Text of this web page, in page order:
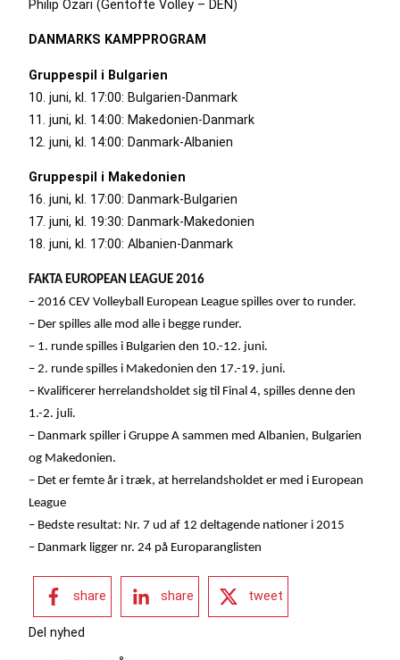
Philip Özari (Gentofte Volley – DEN)
DANMARKS KAMPPROGRAM
Gruppespil i Bulgarien
10. juni, kl. 17:00: Bulgarien-Danmark
11. juni, kl. 14:00: Makedonien-Danmark
12. juni, kl. 14:00: Danmark-Albanien
Gruppespil i Makedonien
16. juni, kl. 17:00: Danmark-Bulgarien
17. juni, kl. 19:30: Danmark-Makedonien
18. juni, kl. 17:00: Albanien-Danmark
FAKTA EUROPEAN LEAGUE 2016
– 2016 CEV Volleyball European League spilles over to runder.
– Der spilles alle mod alle i begge runder.
– 1. runde spilles i Bulgarien den 10.-12. juni.
– 2. runde spilles i Makedonien den 17.-19. juni.
– Kvalificerer herrelandsholdet sig til Final 4, spilles denne den
1.-2. juli.
– Danmark spiller i Gruppe A sammen med Albanien, Bulgarien
og Makedonien.
– Det er femte år i træk, at herrelandsholdet er med i European
League
– Bedste resultat: Nr. 7 ud af 12 deltagende nationer i 2015
– Danmark ligger nr. 24 på Europaranglisten
share share tweet
Del nyhed